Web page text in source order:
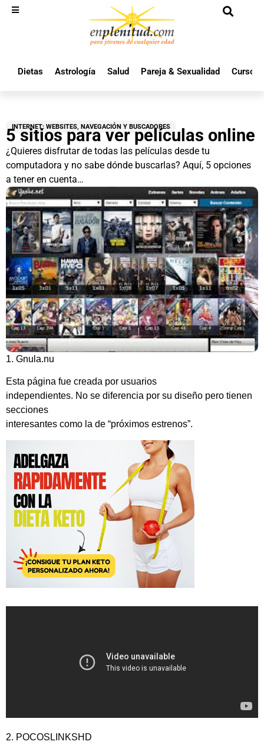
Dietas Astrología Salud Pareja & Sexualidad Cursos
INTERNET: WEBSITES, NAVEGACIÓN Y BUSCADORES
5 sitios para ver películas online
¿Quieres disfrutar de todas las películas desde tu
computadora y no sabe dónde buscarlas? Aquí, 5 opciones
a tener en cuenta…
1. Gnula.nu
Esta página fue creada por usuarios
independientes. No se diferencia por su diseño pero tienen
secciones
interesantes como la de “próximos estrenos”.
2. POCOSLINKSHD